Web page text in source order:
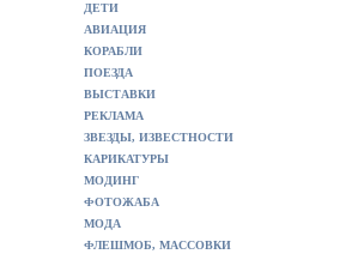
ДЕТИ
АВИАЦИЯ
КОРАБЛИ
ПОЕЗДА
ВЫСТАВКИ
РЕКЛАМА
ЗВЕЗДЫ, ИЗВЕСТНОСТИ
КАРИКАТУРЫ
МОДИНГ
ФОТОЖАБА
МОДА
ФЛЕШМОБ, МАССОВКИ